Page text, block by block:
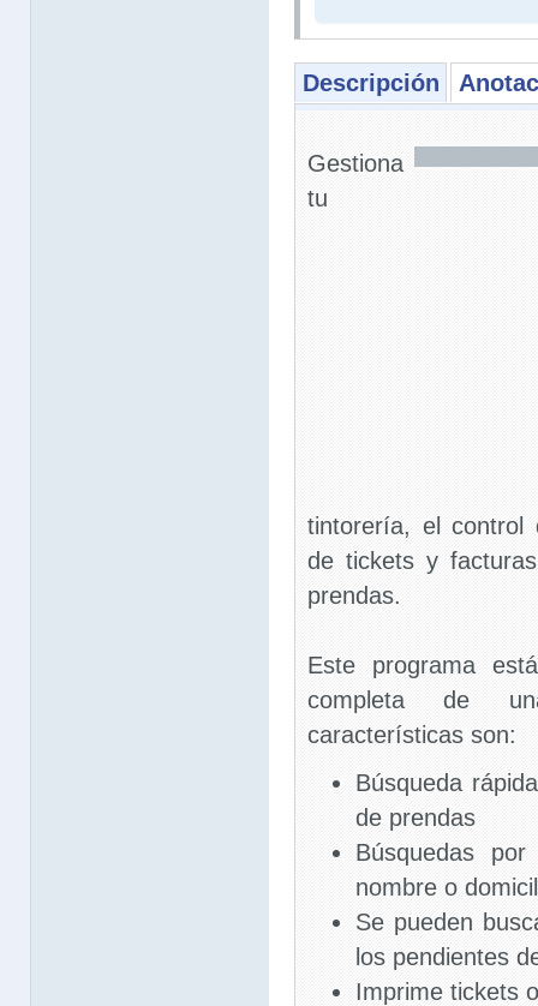
Descripción
Gestiona
tu
tintorería, el control
de tickets y
prendas.
Este programa
completa de
características son:
Búsqueda
de prendas
Búsquedas
nombre o
Se pueden
los pendientes
Imprime tickets